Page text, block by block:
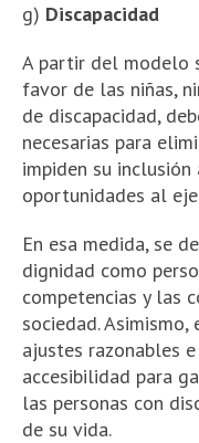
g) Discapacidad
A partir del modelo
favor de las niñas,
de discapacidad,
necesarias para
impiden su
oportunidades al
En esa medida, se
dignidad como
competencias y las
sociedad.
ajustes razonables
accesibilidad para
las personas con
de su vida.